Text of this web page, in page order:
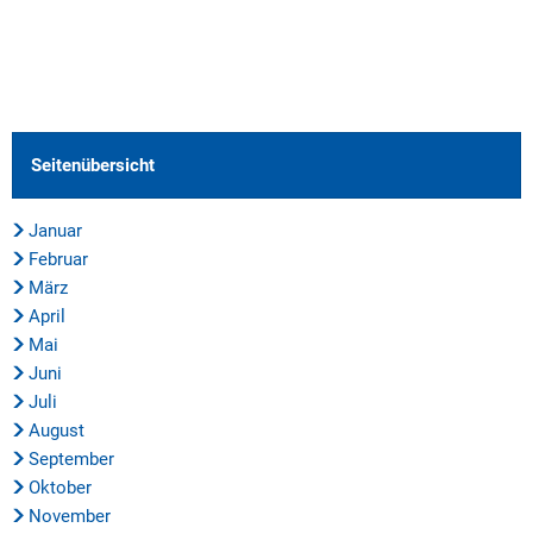
Seitenübersicht
Januar
Februar
März
April
Mai
Juni
Juli
August
September
Oktober
November